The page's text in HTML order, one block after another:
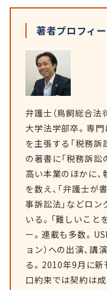
著者プロフィ
弁護士（鳥飼総合法
大学法学部卒。専
を主張する「税務訴
の著書に「税務訴訟
高い本業のほかに
を数え、「弁護士が
事訴訟法」などロ
いる。「難しいこと
ー。連載も多数。
ョン）への出演、講
る。2010年9月に
口約束では契約は成